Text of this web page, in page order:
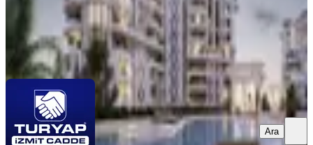
Turyap İzmit Cadde TemsilciliğiRamazan Doğru
Ara